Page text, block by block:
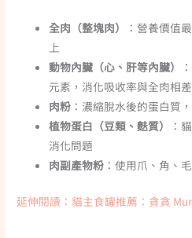
全肉（整塊肉）
：營養價值
上
動物內臟（心、肝等內臟）
元素，消化吸收率與全肉相
肉粉 ：濃縮脫水後的蛋白質
植物蛋白（豆類、麩質）
：
消化問題
肉副產物粉 ：使用爪、角、
延伸閱讀：貓主食罐推薦：貪貪